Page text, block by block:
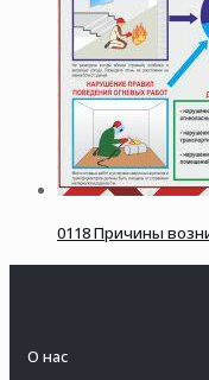
0118 Причины
О нас